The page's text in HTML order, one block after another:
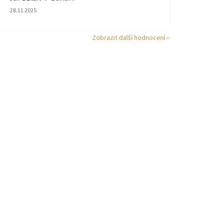
Hodnocení obchodu je 5 z 5 hvězdiček.
28.11.2025
Zobrazit další hodnocení